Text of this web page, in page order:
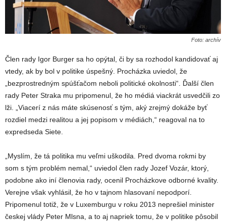
Foto: archív
Člen rady Igor Burger sa ho opýtal, či by sa rozhodol kandidovať aj
vtedy, ak by bol v politike úspešný. Procházka uviedol, že
„bezprostredným spúšťačom neboli politické okolnosti“. Ďalší člen
rady Peter Straka mu pripomenul, že ho médiá viackrát usvedčili zo
lži. „Viacerí z nás máte skúsenosť s tým, aký zrejmý dokáže byť
rozdiel medzi realitou a jej popisom v médiách,“ reagoval na to
expredseda Siete.
„Myslím, že tá politika mu veľmi uškodila. Pred dvoma rokmi by
som s tým problém nemal,“ uviedol člen rady Jozef Vozár, ktorý,
podobne ako iní členovia rady, ocenil Procházkove odborné kvality.
Verejne však vyhlásil, že ho v tajnom hlasovaní nepodporí.
Pripomenul totiž, že v Luxemburgu v roku 2013 neprešiel minister
českej vlády Peter Mlsna, a to aj napriek tomu, že v politike pôsobil